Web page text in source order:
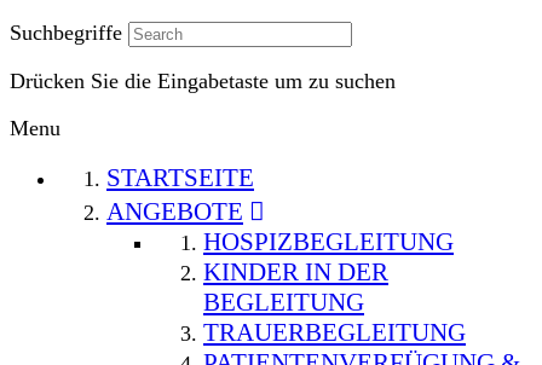
Suchbegriffe
Drücken Sie die Eingabetaste um zu suchen
Menu
STARTSEITE
ANGEBOTE
HOSPIZBEGLEITUNG
KINDER IN DER
BEGLEITUNG
TRAUERBEGLEITUNG